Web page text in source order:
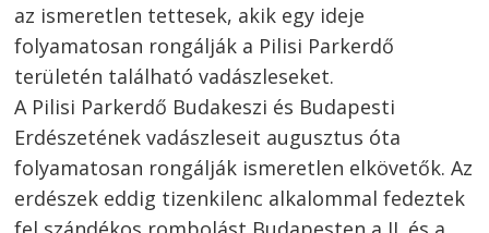
az ismeretlen tettesek, akik egy ideje
folyamatosan rongálják a Pilisi Parkerdő
területén található vadászleseket.
A Pilisi Parkerdő Budakeszi és Budapesti
Erdészetének vadászleseit augusztus óta
folyamatosan rongálják ismeretlen elkövetők. Az
erdészek eddig tizenkilenc alkalommal fedeztek